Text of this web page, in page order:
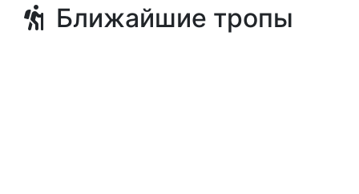
Ближайшие тропы